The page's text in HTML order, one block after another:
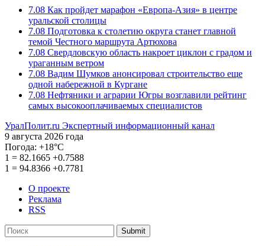
7.08 Как пройдет марафон «Европа-Азия» в центре
уральской столицы
7.08 Подготовка к столетию округа станет главной
темой Честного маршрута Артюхова
7.08 Свердловскую область накроет циклон с градом и
ураганным ветром
7.08 Вадим Шумков анонсировал строительство еще
одной набережной в Кургане
7.08 Нефтяники и аграрии Югры возглавили рейтинг
самых высокооплачиваемых специалистов
УралПолит.ru Экспертный информационный канал
9 августа 2026 года
Погода: +18°С
1 = 82.1665 +0.7588
1 = 94.8366 +0.7781
О проекте
Реклама
RSS
Submit